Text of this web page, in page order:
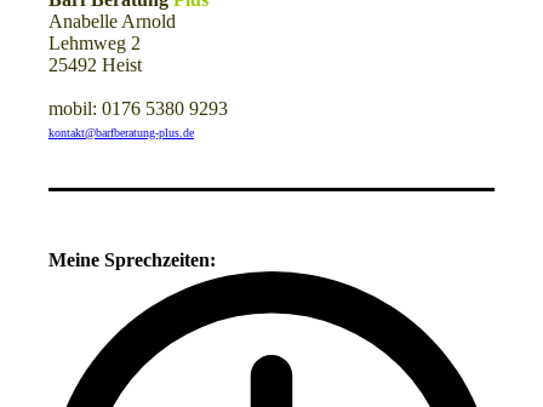
Anabelle Arnold
Lehmweg 2
25492 Heist
mobil: 0176 5380 9293
kontakt@barfberatung-plus.de
Meine Sprechzeiten: